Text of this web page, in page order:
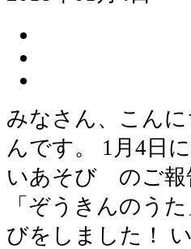
みなさん、こん
んです。 1月4日
いあそび のご報
「ぞうきんのう
びをしました！